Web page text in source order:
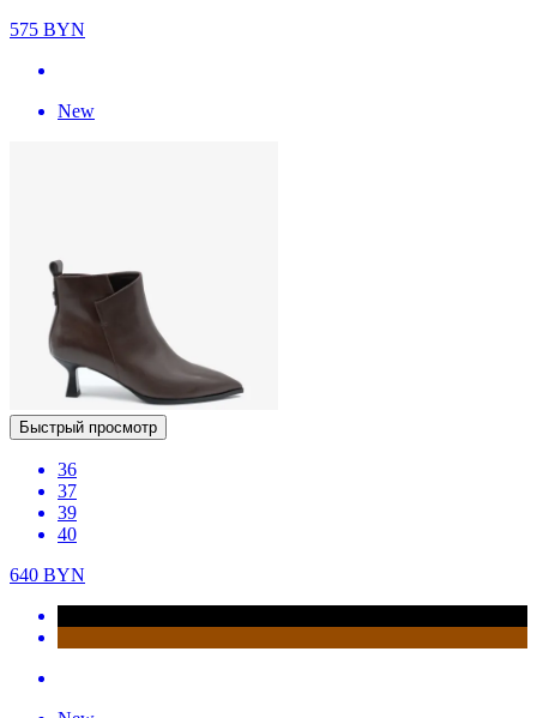
575 BYN
New
Быстрый просмотр
36
37
39
40
640 BYN